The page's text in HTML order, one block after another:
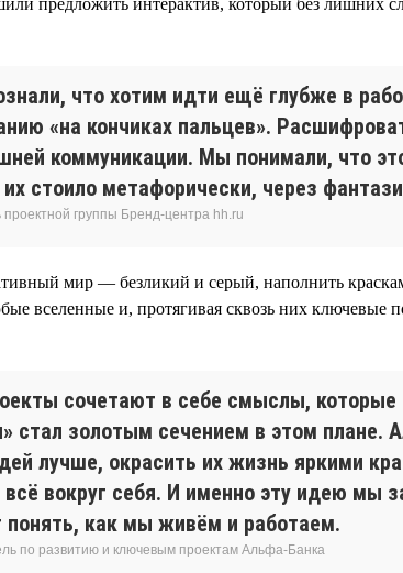
что хотим идти ещё глубже в
«на кончиках пальцев».
коммуникации. Мы понимали, что
стоило метафорически, через
группы Бренд-центра hh.ru
мир — безликий и серый, наполнить
вселенные и, протягивая сквозь них
сочетают в себе смыслы, которые
стал золотым сечением в этом плане.
лучше, окрасить их жизнь яркими
вокруг себя. И именно эту идею мы
понять, как мы живём и работаем.
по развитию и ключевым проектам Альфа-Банка